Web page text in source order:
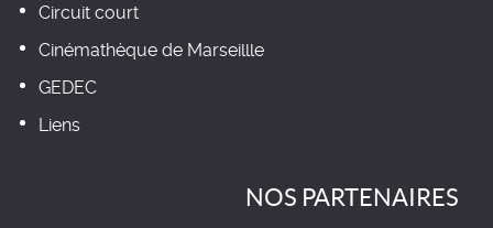
Circuit court
Cinémathèque de Marseillle
GEDEC
Liens
NOS PARTENAIRES